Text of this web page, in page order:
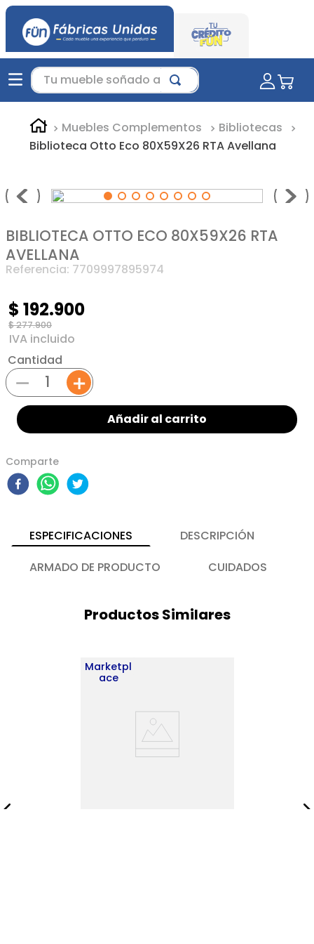
Tu mueble soñado aquí...
Muebles Complementos
Bibliotecas
Biblioteca Otto Eco 80X59X26 RTA Avellana
BIBLIOTECA OTTO ECO 80X59X26 RTA
AVELLANA
Referencia: 7709997895974
$277.900
$ 192.900
Cantidad
＋
－
Añadir al carrito
Comparte
ESPECIFICACIONES
DESCRIPCIÓN
ARMADO DE PRODUCTO
CUIDADOS
Productos Similares
Marketpl
ace